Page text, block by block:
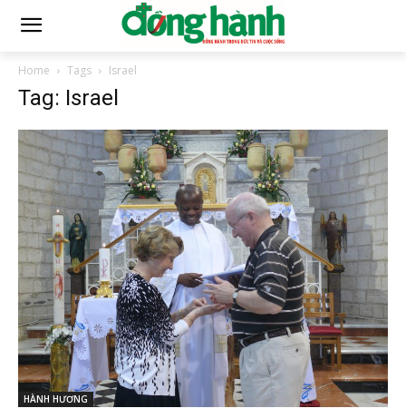
Home Tags Israel
Tag: Israel
HÀNH HƯƠNG